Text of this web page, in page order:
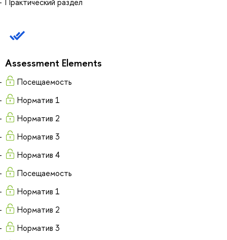
Практический раздел
Assessment Elements
Посещаемость
Норматив 1
Норматив 2
Норматив 3
Норматив 4
Посещаемость
Норматив 1
Норматив 2
Норматив 3